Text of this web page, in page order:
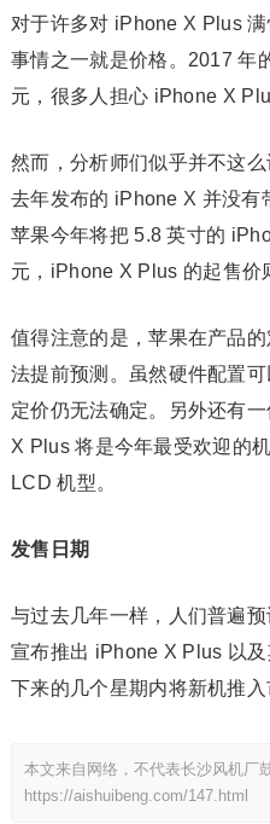
对于许多对 iPhone X Plus
事情之一就是价格。2017 年
元，很多人担心 iPhone X
然而，分析师们似乎并不这
去年发布的 iPhone X 并没有
苹果今年将把 5.8 英寸的
元，iPhone X Plus 的起售价
值得注意的是，苹果在产品
法提前预测。虽然硬件配置
定价仍无法确定。另外还有
X Plus 将是今年最受欢迎的
LCD 机型。
发售日期
与过去几年一样，人们普遍
宣布推出 iPhone X Plus 以
下来的几个星期内将新机推入
本文来自网络，不代表长沙风机厂
https://aishuibeng.com/147.html